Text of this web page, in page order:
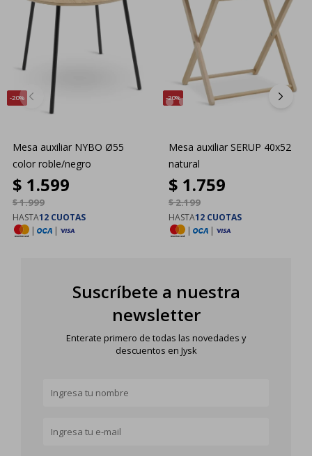
20
Mesa auxiliar NYBO Ø55
color roble/negro
$ 1.599
$1.999
HASTA12 CUOTAS
|
|
20
Mesa auxiliar SERUP 40x52
natural
$ 1.759
$2.199
HASTA12 CUOTAS
|
|
Suscríbete a nuestra
newsletter
Enterate primero de todas las novedades y
descuentos en Jysk